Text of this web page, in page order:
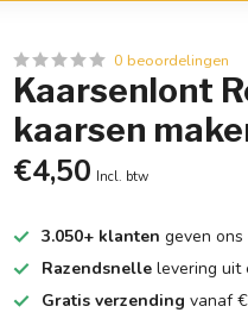
0 beoordelingen
Kaarsenlont
kaarsen
€4,50 Incl. btw
3.050+ klanten geven ons
Razendsnelle levering uit
Gratis verzending vanaf